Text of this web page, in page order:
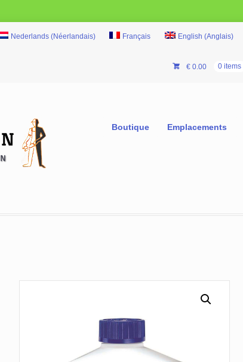
Nederlands(Néerlandais) Français English (Anglais)
€0.00 0 items
Boutique Emplacements